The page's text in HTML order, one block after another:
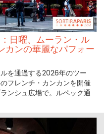
日曜、ムーラン・ル
カンの華麗なパフォー
を通過する2026年のツー
フレンチ・カンカンを開催
ンシュ広場で。ルペック通